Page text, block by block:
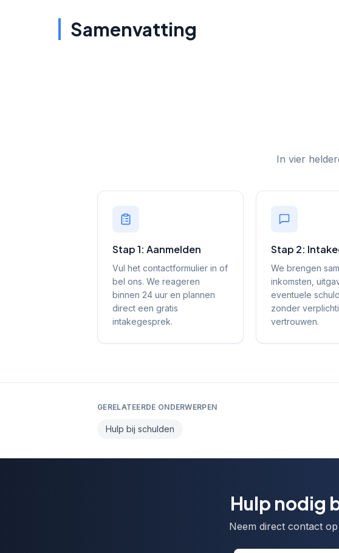
Samenvatting
In vier
Stap 1: Aanmelden
Vul het contactformulier in of
bel ons. We reageren
binnen 24 uur en plannen
direct een gratis
intakegesprek.
Stap 2:
We brengen
inkomsten,
eventuele
zonder
vertrouwen.
GERELATEERDE ONDERWERPEN
Hulp bij schulden
Hulp nodig
Neem direct contact